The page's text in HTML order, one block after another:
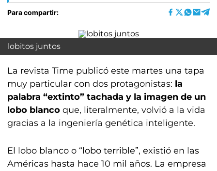
Para compartir:
lobitos juntos
La revista Time publicó este martes una tapa
muy particular con dos protagonistas: la
palabra “extinto” tachada y la imagen de un
lobo blanco que, literalmente, volvió a la vida
gracias a la ingeniería genética inteligente.
El lobo blanco o “lobo terrible”, existió en las
Américas hasta hace 10 mil años. La empresa